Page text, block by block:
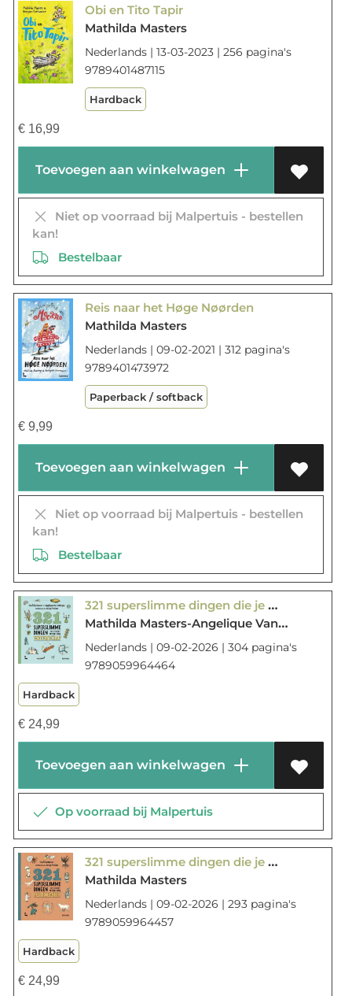
Obi en Tito Tapir
Mathilda Masters
Nederlands | 13-03-2023 | 256 pagina's
9789401487115
Hardback
€16,99
Toevoegen aan winkelwagen
Niet op voorraad bij Malpertuis - bestellen
kan!
Bestelbaar
Reis naar het Høge Nøørden
Mathilda Masters
Nederlands | 09-02-2021 | 312 pagina's
9789401473972
Paperback / softback
€9,99
Toevoegen aan winkelwagen
Niet op voorraad bij Malpertuis - bestellen
kan!
Bestelbaar
321 superslimme dingen die je moet weten over wetenschap
Mathilda Masters-Angelique Van Ombergen
Nederlands | 09-02-2026 | 304 pagina's
9789059964464
Hardback
€24,99
Toevoegen aan winkelwagen
Op voorraad bij Malpertuis
321 superslimme dingen die je moet weten over geschiedenis
Mathilda Masters
Nederlands | 09-02-2026 | 293 pagina's
9789059964457
Hardback
€24,99